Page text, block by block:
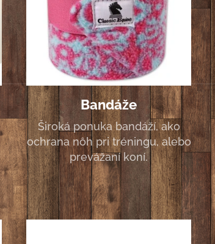
Bandáže
Široká ponuka bandáží, ako
ochrana nôh pri tréningu, alebo
prevážaní koní.